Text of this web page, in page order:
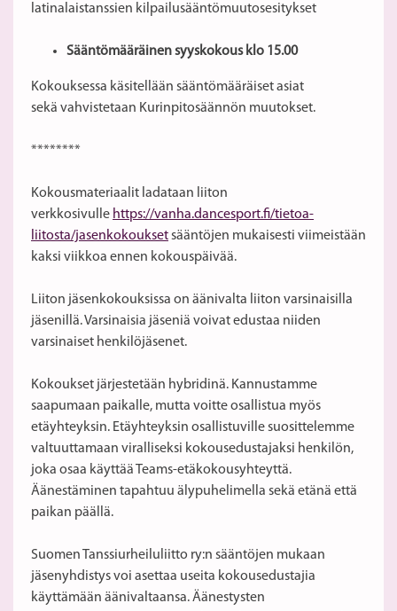
latinalaistanssien kilpailusääntömuutosesitykset
Sääntömääräinen syyskokous klo 15.00
Kokouksessa käsitellään sääntömääräiset asiat
sekä vahvistetaan Kurinpitosäännön muutokset.
********
Kokousmateriaalit ladataan liiton
verkkosivulle https://vanha.dancesport.fi/tietoa-
liitosta/jasenkokouksetsääntöjen mukaisesti viimeistään
kaksi viikkoa ennen kokouspäivää.
Liiton jäsenkokouksissa on äänivalta liiton varsinaisilla
jäsenillä. Varsinaisia jäseniä voivat edustaa niiden
varsinaiset henkilöjäsenet.
Kokoukset järjestetään hybridinä. Kannustamme
saapumaan paikalle, mutta voitte osallistua myös
etäyhteyksin. Etäyhteyksin osallistuville suosittelemme
valtuuttamaan viralliseksi kokousedustajaksi henkilön,
joka osaa käyttää Teams-etäkokousyhteyttä.
Äänestäminen tapahtuu älypuhelimella sekä etänä että
paikan päällä.
Suomen Tanssiurheiluliitto ry:n sääntöjen mukaan
jäsenyhdistys voi asettaa useita kokousedustajia
käyttämään äänivaltaansa. Äänestysten